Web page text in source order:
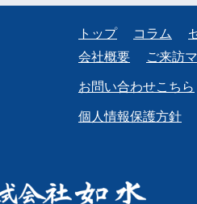
トップ コラム
会社概要
ご来訪
お問い合わせこちら
個人情報保護方針